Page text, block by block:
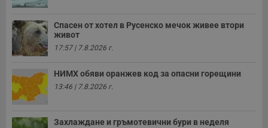
Спасен от хотел в Русенско мечок живее втори
живот
17:57 | 7.8.2026 г.
НИМХ обяви оранжев код за опасни горещини
13:46 | 7.8.2026 г.
Захлаждане и гръмотевични бури в неделя